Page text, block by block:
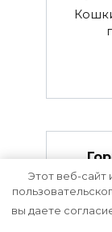
Этот веб-сайт
вы даете